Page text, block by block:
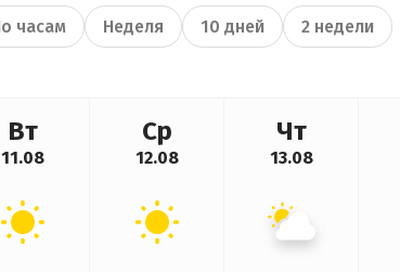
часам Неделя 10 дней 2 недели
Вт
11.08
Ср
12.08
Чт
13.08